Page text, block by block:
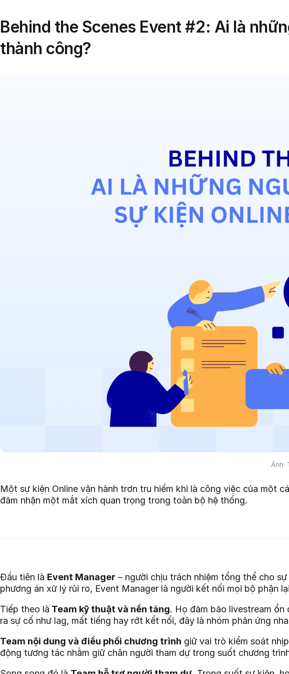
Behind the Scenes Event #2: Ai là
thành công?
Ảnh:
Một sự kiện Online vận hành trơn tru hiếm khi là công việc của một
đảm nhận một mắt xích quan trọng trong toàn bộ hệ thống.
Đầu tiên là Event Manager – người chịu trách nhiệm tổng thể cho
phương án xử lý rủi ro, Event Manager là người kết nối mọi bộ phận
Tiếp theo là Team kỹ thuật và nền tảng. Họ đảm bảo livestream ổn
ra sự cố như lag, mất tiếng hay rớt kết nối, đây là nhóm phản ứng
Team nội dung và điều phối chương trình giữ vai trò kiểm soát
động tương tác nhằm giữ chân người tham dự trong suốt chương